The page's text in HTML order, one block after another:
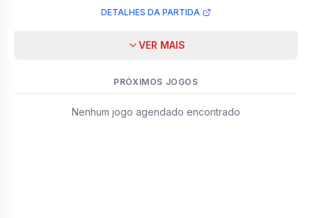
DETALHES DA PARTIDA
VER MAIS
PRÓXIMOS JOGOS
Nenhum jogo agendado encontrado